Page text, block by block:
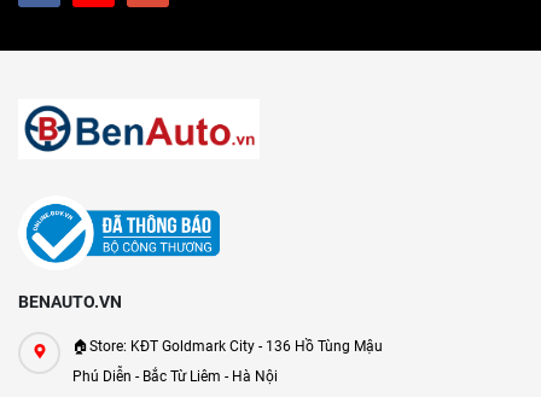
BENAUTO.VN
🏠Store: KĐT Goldmark City - 136 Hồ Tùng Mậu
Phú Diễn - Bắc Từ Liêm - Hà Nội